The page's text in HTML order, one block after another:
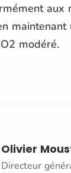
aux
maintenant
modéré.
Olivier
Directeur